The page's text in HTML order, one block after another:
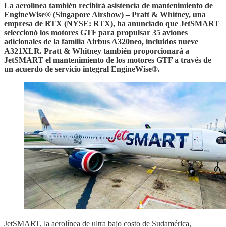
La aerolínea también recibirá asistencia de mantenimiento de
EngineWise® (Singapore Airshow) – Pratt & Whitney, una
empresa de RTX (NYSE: RTX), ha anunciado que JetSMART
seleccionó los motores GTF para propulsar 35 aviones
adicionales de la familia Airbus A320neo, incluidos nueve
A321XLR. Pratt & Whitney también proporcionará a
JetSMART el mantenimiento de los motores GTF a través de
un acuerdo de servicio integral EngineWise®.
JetSMART, la aerolínea de ultra bajo costo de Sudamérica,